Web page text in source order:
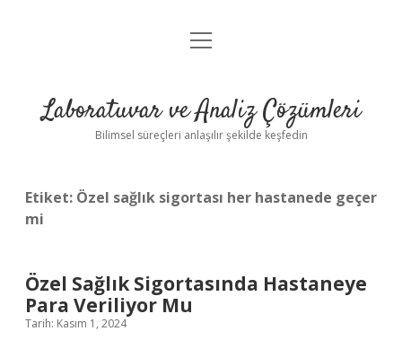
Anasayfa
Yasal Uyarı
menüyü
Laboratuvar ve Analiz Çözümleri
Bilimsel süreçleri anlaşılır şekilde keşfedin
Etiket: Özel sağlık sigortası her hastanede geçer
mi
Özel Sağlık Sigortasında Hastaneye
Para Veriliyor Mu
Tarih: Kasım 1, 2024